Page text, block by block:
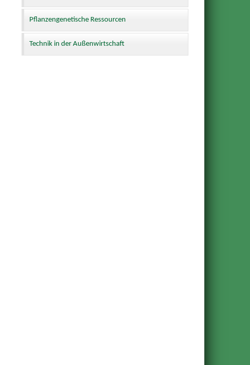
Pflanzengenetische Ressourcen
Technik in der Außenwirtschaft